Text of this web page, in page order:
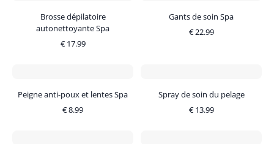
Brosse dépilatoire
autonettoyante Spa
€ 17.99
Gants de soin Spa
€22.99
Peigne anti-poux et lentes Spa
€8.99
Spray de soin du pelage
€ 13.99